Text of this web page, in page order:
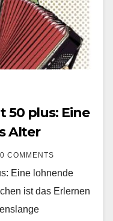
plus: Eine
Alter
0 COMMENTS
Eine lohnende
ist das Erlernen